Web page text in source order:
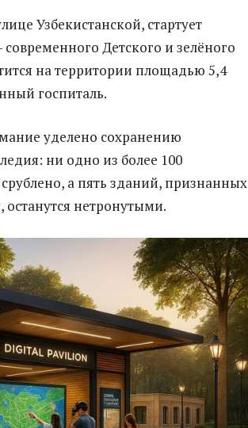
Узбекистанской, стартует
Детского и зелёного
на территории площадью 5,4
госпиталь.
уделено сохранению
ни одно из более 100
а пять зданий, признанных
останутся нетронутыми.